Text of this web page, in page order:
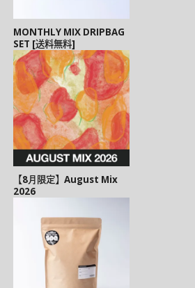
MONTHLY MIX DRIPBAG
SET [送料無料]
【8月限定】August Mix
2026